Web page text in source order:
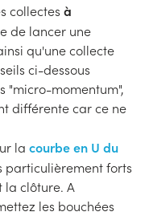
collectes à
de lancer une
qu'une collecte
ci-dessous
"micro-momentum",
différente car ce ne
la courbe en U du
particulièrement forts
la clôture. A
les bouchées